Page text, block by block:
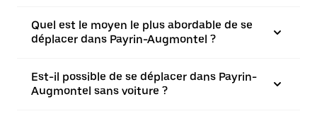
Quel est le moyen le plus abordable de se
déplacer dans Payrin-Augmontel ?
Est-il possible de se déplacer dans Payrin-
Augmontel sans voiture ?